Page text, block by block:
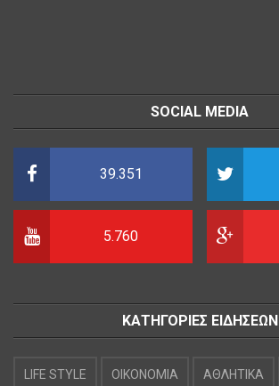
SOCIAL MEDIA
39.351
5.760
ΚΑΤΗΓΟΡΙΕΣ ΕΙΔΗΣΕΩΝ
LIFE STYLE OIKONOMIA ΑΘΛΗΤΙΚΑ